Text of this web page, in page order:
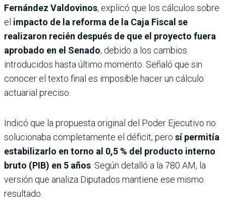
Fernández Valdovinos, explicó que los cálculos sobre
el impacto de la reforma de la Caja Fiscal se
realizaron recién después de que el proyecto fuera
aprobado en el Senado, debido a los cambios
introducidos hasta último momento. Señaló que sin
conocer el texto final es imposible hacer un cálculo
actuarial preciso.
Indicó que la propuesta original del Poder Ejecutivo no
solucionaba completamente el déficit, pero sí permitía
estabilizarlo en torno al 0,5 % del producto interno
bruto (PIB) en 5 años . Según detalló a la 780 AM, la
versión que analiza Diputados mantiene ese mismo
resultado.